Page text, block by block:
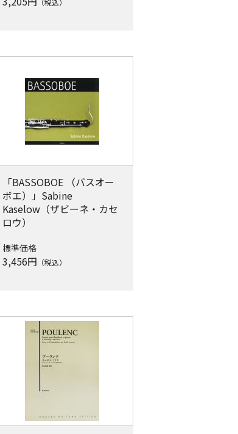
（税込）
「BASSOBOE （バスオー
ボエ）」Sabine
Kaselow（ザビーネ・カセ
ロウ）
標準価格
3,456円 （税込）